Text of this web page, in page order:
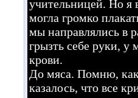
учительницей. Но я
могла громко
мы направлялись в
грызть себе руки, у
крови.
До мяса. Помню,
казалось, что все